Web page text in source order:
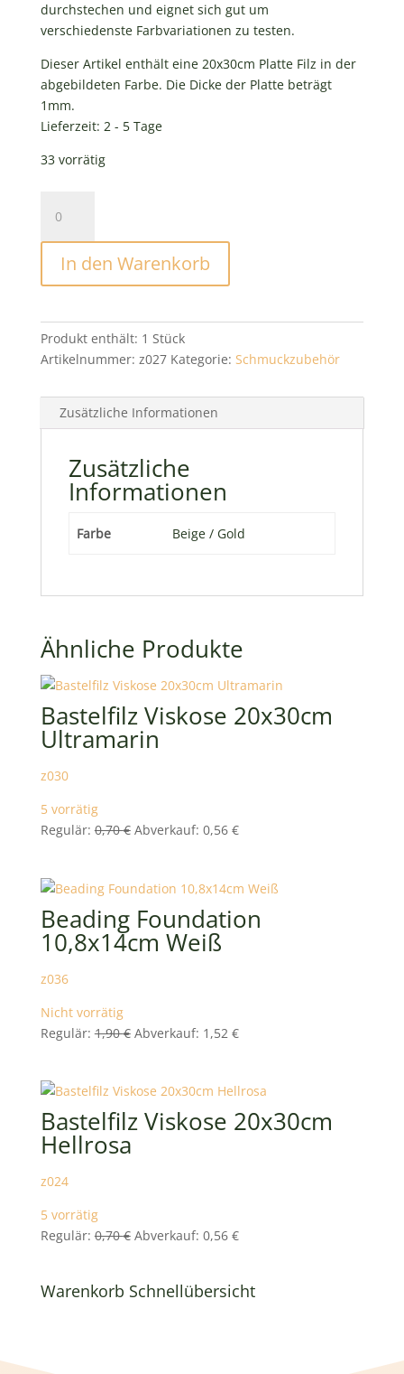
durchstechen und eignet sich gut um
verschiedenste Farbvariationen zu testen.
Dieser Artikel enthält eine 20x30cm Platte Filz in der
abgebildeten Farbe. Die Dicke der Platte beträgt
1mm.
Lieferzeit: 2 - 5 Tage
33 vorrätig
Viskose
20x30cm
Beige
Menge
In den Warenkorb
Produkt enthält: 1 Stück
Artikelnummer: z027 Kategorie: Schmuckzubehör
Zusätzliche Informationen
Zusätzliche
Informationen
Farbe Beige / Gold
Ähnliche Produkte
Bastelfilz Viskose 20x30cm
Ultramarin
z030
5 vorrätig
Regulär: 0,70€ Ursprünglicher
0,70 €
Abverkauf: 0,56 €Aktueller
0,56 €.
Beading Foundation
10,8x14cm Weiß
z036
Nicht vorrätig
Regulär: 1,90€ Ursprünglicher
1,90 €
Abverkauf: 1,52 €Aktueller
1,52 €.
Bastelfilz Viskose 20x30cm
Hellrosa
z024
5 vorrätig
Regulär: 0,70€ Ursprünglicher
0,70 €
Abverkauf: 0,56 €Aktueller
0,56 €.
Warenkorb Schnellübersicht